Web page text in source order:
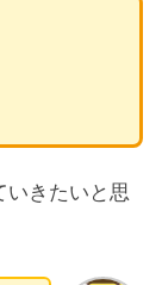
いきたいと思